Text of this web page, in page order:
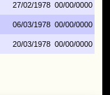
27/02/1978 00/00/0000
06/03/1978 00/00/0000
20/03/1978 00/00/0000